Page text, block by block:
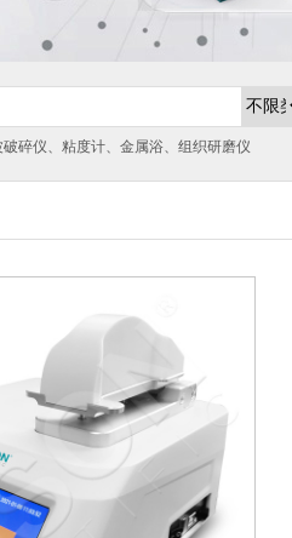
碎仪、粘度计、金属浴、组织研磨仪